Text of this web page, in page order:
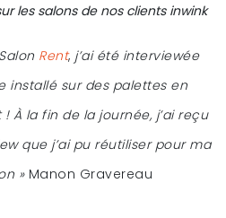
les salons de nos clients inwink
Rent, j’ai été interviewée
installé sur des palettes en
! À la fin de la journée, j’ai reçu
que j’ai pu réutiliser pour ma
» Manon Gravereau